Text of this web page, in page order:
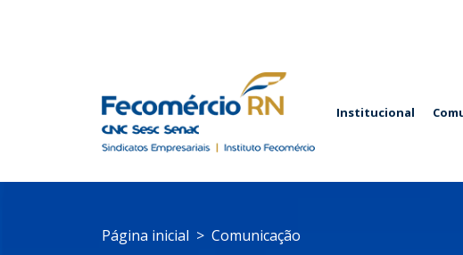
Institucional
Página inicial Comunicação